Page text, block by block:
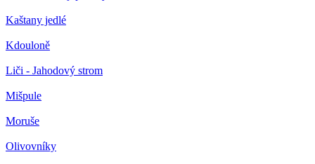
Kaštany jedlé
Kdouloně
Liči - Jahodový strom
Mišpule
Moruše
Olivovníky